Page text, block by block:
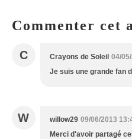
Commenter cet
C Crayons de Soleil 04/
Je suis une grande fan
W willow29 09/06/2013
Merci d'avoir partagé